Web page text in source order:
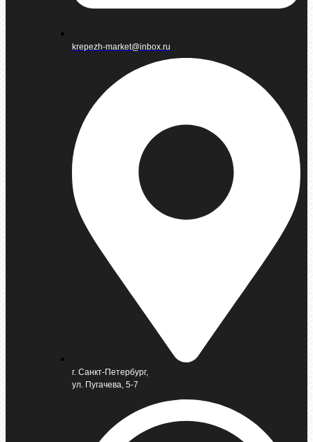
krepezh-market@inbox.ru
г. Санкт-Петербург,
ул. Пугачева, 5-7